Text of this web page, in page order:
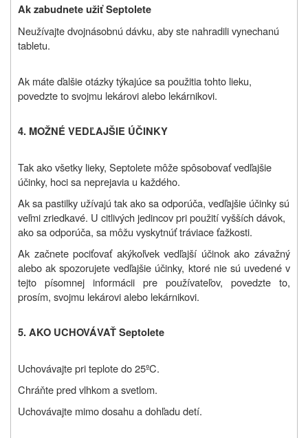
Ak zabudnete užiť Septolete
Neužívajte dvojnásobnú dávku, aby ste nahradili vynechanú
tabletu.
Ak máte ďalšie otázky týkajúce sa použitia tohto lieku,
povedzte to svojmu lekárovi alebo lekárnikovi.
4. MOŽNÉ VEDĽAJŠIE ÚČINKY
Tak ako všetky lieky, Septolete môže spôsobovať vedľajšie
účinky, hoci sa neprejavia u každého.
Ak sa pastilky užívajú tak ako sa odporúča, vedľajšie účinky sú
veľmi zriedkavé. U citlivých jedincov pri použití vyšších dávok,
ako sa odporúča, sa môžu vyskytnúť tráviace ťažkosti.
Ak začnete pociťovať akýkoľvek vedľajší účinok ako závažný
alebo ak spozorujete vedľajšie účinky, ktoré nie sú uvedené v
tejto písomnej informácii pre používateľov, povedzte to,
prosím, svojmu lekárovi alebo lekárnikovi.
5. AKO UCHOVÁVAŤ Septolete
Uchovávajte pri teplote do 25ºC.
Chráňte pred vlhkom a svetlom.
Uchovávajte mimo dosahu a dohľadu detí.